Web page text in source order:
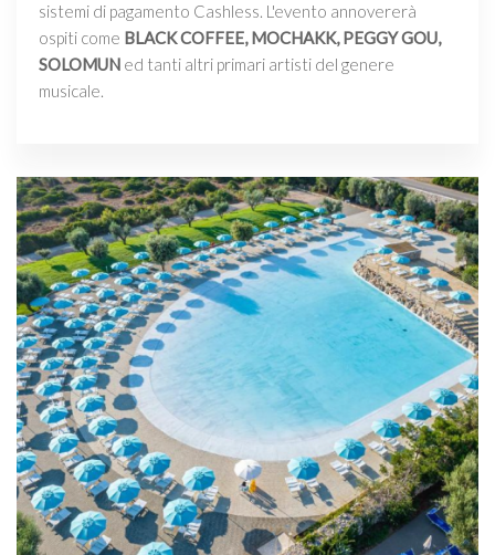
sistemi di pagamento Cashless. L'evento annovererà
ospiti come BLACK COFFEE, MOCHAKK, PEGGY GOU,
SOLOMUN ed tanti altri primari artisti del genere
musicale.